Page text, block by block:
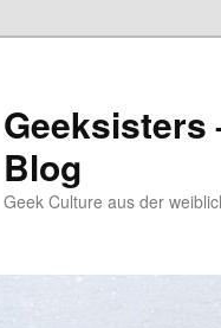
Geeksisters
Blog
Geek Culture aus der